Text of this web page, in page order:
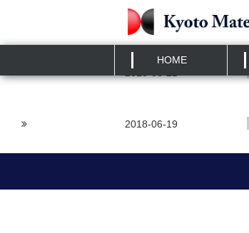
HOME
HOME » メディア
メディア アーカイブ
2018-06-19